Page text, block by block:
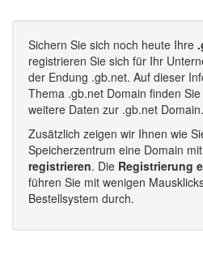
Sichern Sie sich noch heute Ihre
registrieren Sie sich für Ihr
der Endung .gb.net. Auf dieser
Thema .gb.net Domain finden
weitere Daten zur .gb.net Domain.
Zusätzlich zeigen wir Ihnen wie
Speicherzentrum eine Domain
registrieren. Die Registrierung
führen Sie mit wenigen
Bestellsystem durch.